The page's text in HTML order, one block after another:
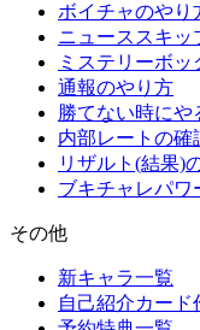
ボイチャのやり
ニューススキッ
ミステリーボ
通報のやり方
勝てない時にや
内部レートの確
リザルト(結果)
ブキチャレパワ
その他
新キャラ一覧
自己紹介カード